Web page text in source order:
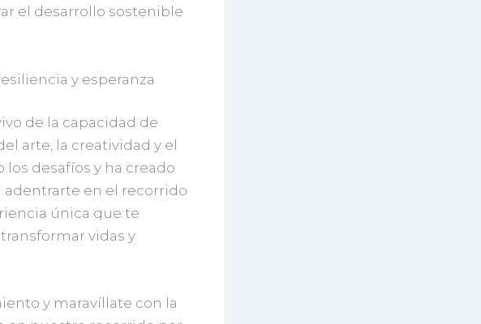
el desarrollo sostenible
y esperanza
de la capacidad de
arte, la creatividad y el
desafíos y ha creado
adentrarte en el recorrido
única que te
vidas y
y maravíllate con la